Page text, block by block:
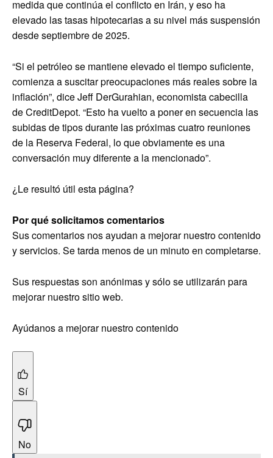
medida que continúa el conflicto en Irán, y eso ha
elevado las tasas hipotecarias a su nivel más suspensión
desde septiembre de 2025.
“Si el petróleo se mantiene elevado el tiempo suficiente,
comienza a suscitar preocupaciones más reales sobre la
inflación”, dice Jeff DerGurahian, economista cabecilla
de CreditDepot. “Esto ha vuelto a poner en secuencia las
subidas de tipos durante las próximas cuatro reuniones
de la Reserva Federal, lo que obviamente es una
conversación muy diferente a la mencionado”.
¿Le resultó útil esta página?
Por qué solicitamos comentarios
Sus comentarios nos ayudan a mejorar nuestro contenido
y servicios. Se tarda menos de un minuto en completarse.
Sus respuestas son anónimas y sólo se utilizarán para
mejorar nuestro sitio web.
Ayúdanos a mejorar nuestro contenido
Sí
No